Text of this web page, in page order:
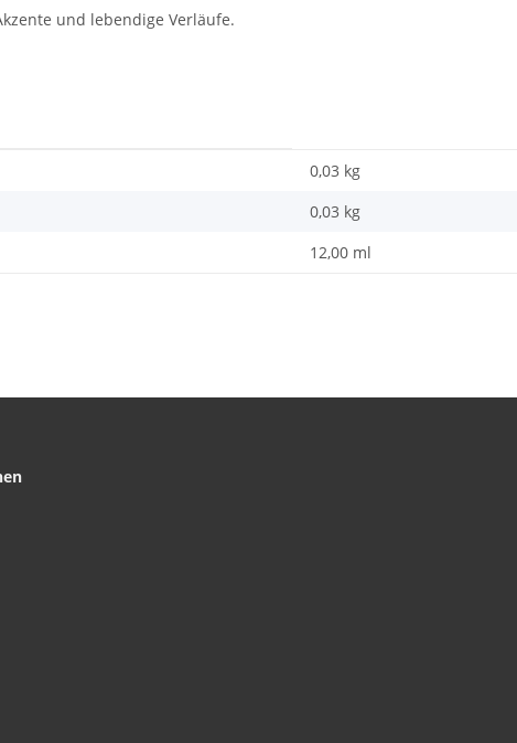
und lebendige Verläufe.
0,03 kg
0,03 kg
12,00 ml